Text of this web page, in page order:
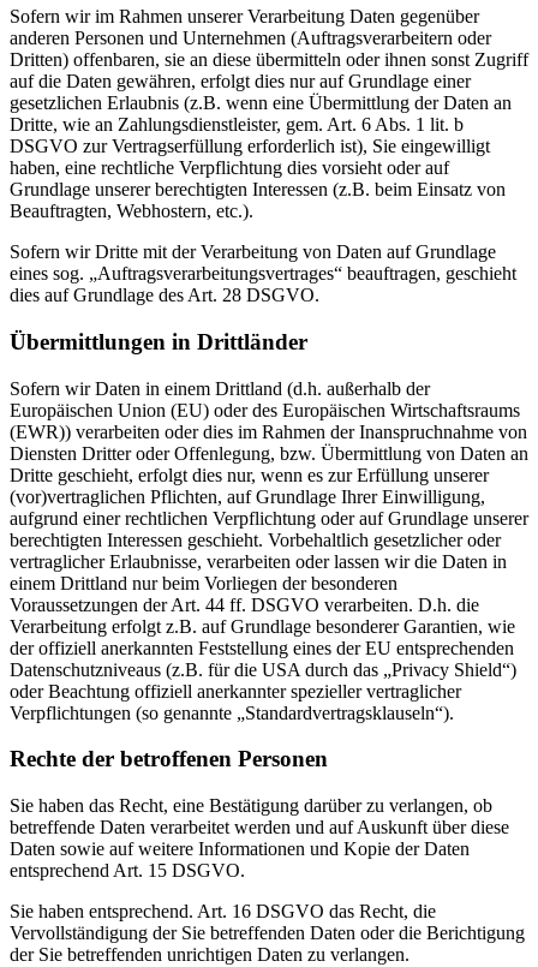
Sofern wir im Rahmen unserer Verarbeitung Daten gegenüber
anderen Personen und Unternehmen (Auftragsverarbeitern oder
Dritten) offenbaren, sie an diese übermitteln oder ihnen sonst Zugriff
auf die Daten gewähren, erfolgt dies nur auf Grundlage einer
gesetzlichen Erlaubnis (z.B. wenn eine Übermittlung der Daten an
Dritte, wie an Zahlungsdienstleister, gem. Art. 6 Abs. 1 lit. b
DSGVO zur Vertragserfüllung erforderlich ist), Sie eingewilligt
haben, eine rechtliche Verpflichtung dies vorsieht oder auf
Grundlage unserer berechtigten Interessen (z.B. beim Einsatz von
Beauftragten, Webhostern, etc.).
Sofern wir Dritte mit der Verarbeitung von Daten auf Grundlage
eines sog. „Auftragsverarbeitungsvertrages“ beauftragen, geschieht
dies auf Grundlage des Art. 28 DSGVO.
Übermittlungen in Drittländer
Sofern wir Daten in einem Drittland (d.h. außerhalb der
Europäischen Union (EU) oder des Europäischen Wirtschaftsraums
(EWR)) verarbeiten oder dies im Rahmen der Inanspruchnahme von
Diensten Dritter oder Offenlegung, bzw. Übermittlung von Daten an
Dritte geschieht, erfolgt dies nur, wenn es zur Erfüllung unserer
(vor)vertraglichen Pflichten, auf Grundlage Ihrer Einwilligung,
aufgrund einer rechtlichen Verpflichtung oder auf Grundlage unserer
berechtigten Interessen geschieht. Vorbehaltlich gesetzlicher oder
vertraglicher Erlaubnisse, verarbeiten oder lassen wir die Daten in
einem Drittland nur beim Vorliegen der besonderen
Voraussetzungen der Art. 44 ff. DSGVO verarbeiten. D.h. die
Verarbeitung erfolgt z.B. auf Grundlage besonderer Garantien, wie
der offiziell anerkannten Feststellung eines der EU entsprechenden
Datenschutzniveaus (z.B. für die USA durch das „Privacy Shield“)
oder Beachtung offiziell anerkannter spezieller vertraglicher
Verpflichtungen (so genannte „Standardvertragsklauseln“).
Rechte der betroffenen Personen
Sie haben das Recht, eine Bestätigung darüber zu verlangen, ob
betreffende Daten verarbeitet werden und auf Auskunft über diese
Daten sowie auf weitere Informationen und Kopie der Daten
entsprechend Art. 15 DSGVO.
Sie haben entsprechend. Art. 16 DSGVO das Recht, die
Vervollständigung der Sie betreffenden Daten oder die Berichtigung
der Sie betreffenden unrichtigen Daten zu verlangen.